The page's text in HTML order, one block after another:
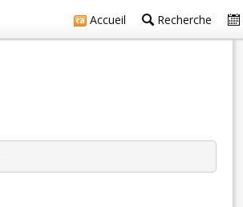
Accueil Recherche